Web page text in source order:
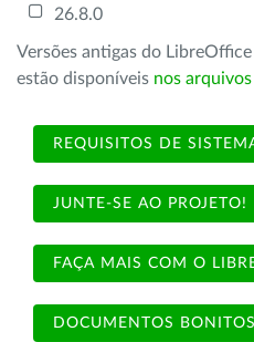
26.8.0
Versões antigas do
estão disponíveis nos arquivos
REQUISITOS DE
JUNTE-SE AO PROJETO!
FAÇA MAIS COM O
DOCUMENTOS BONITOS